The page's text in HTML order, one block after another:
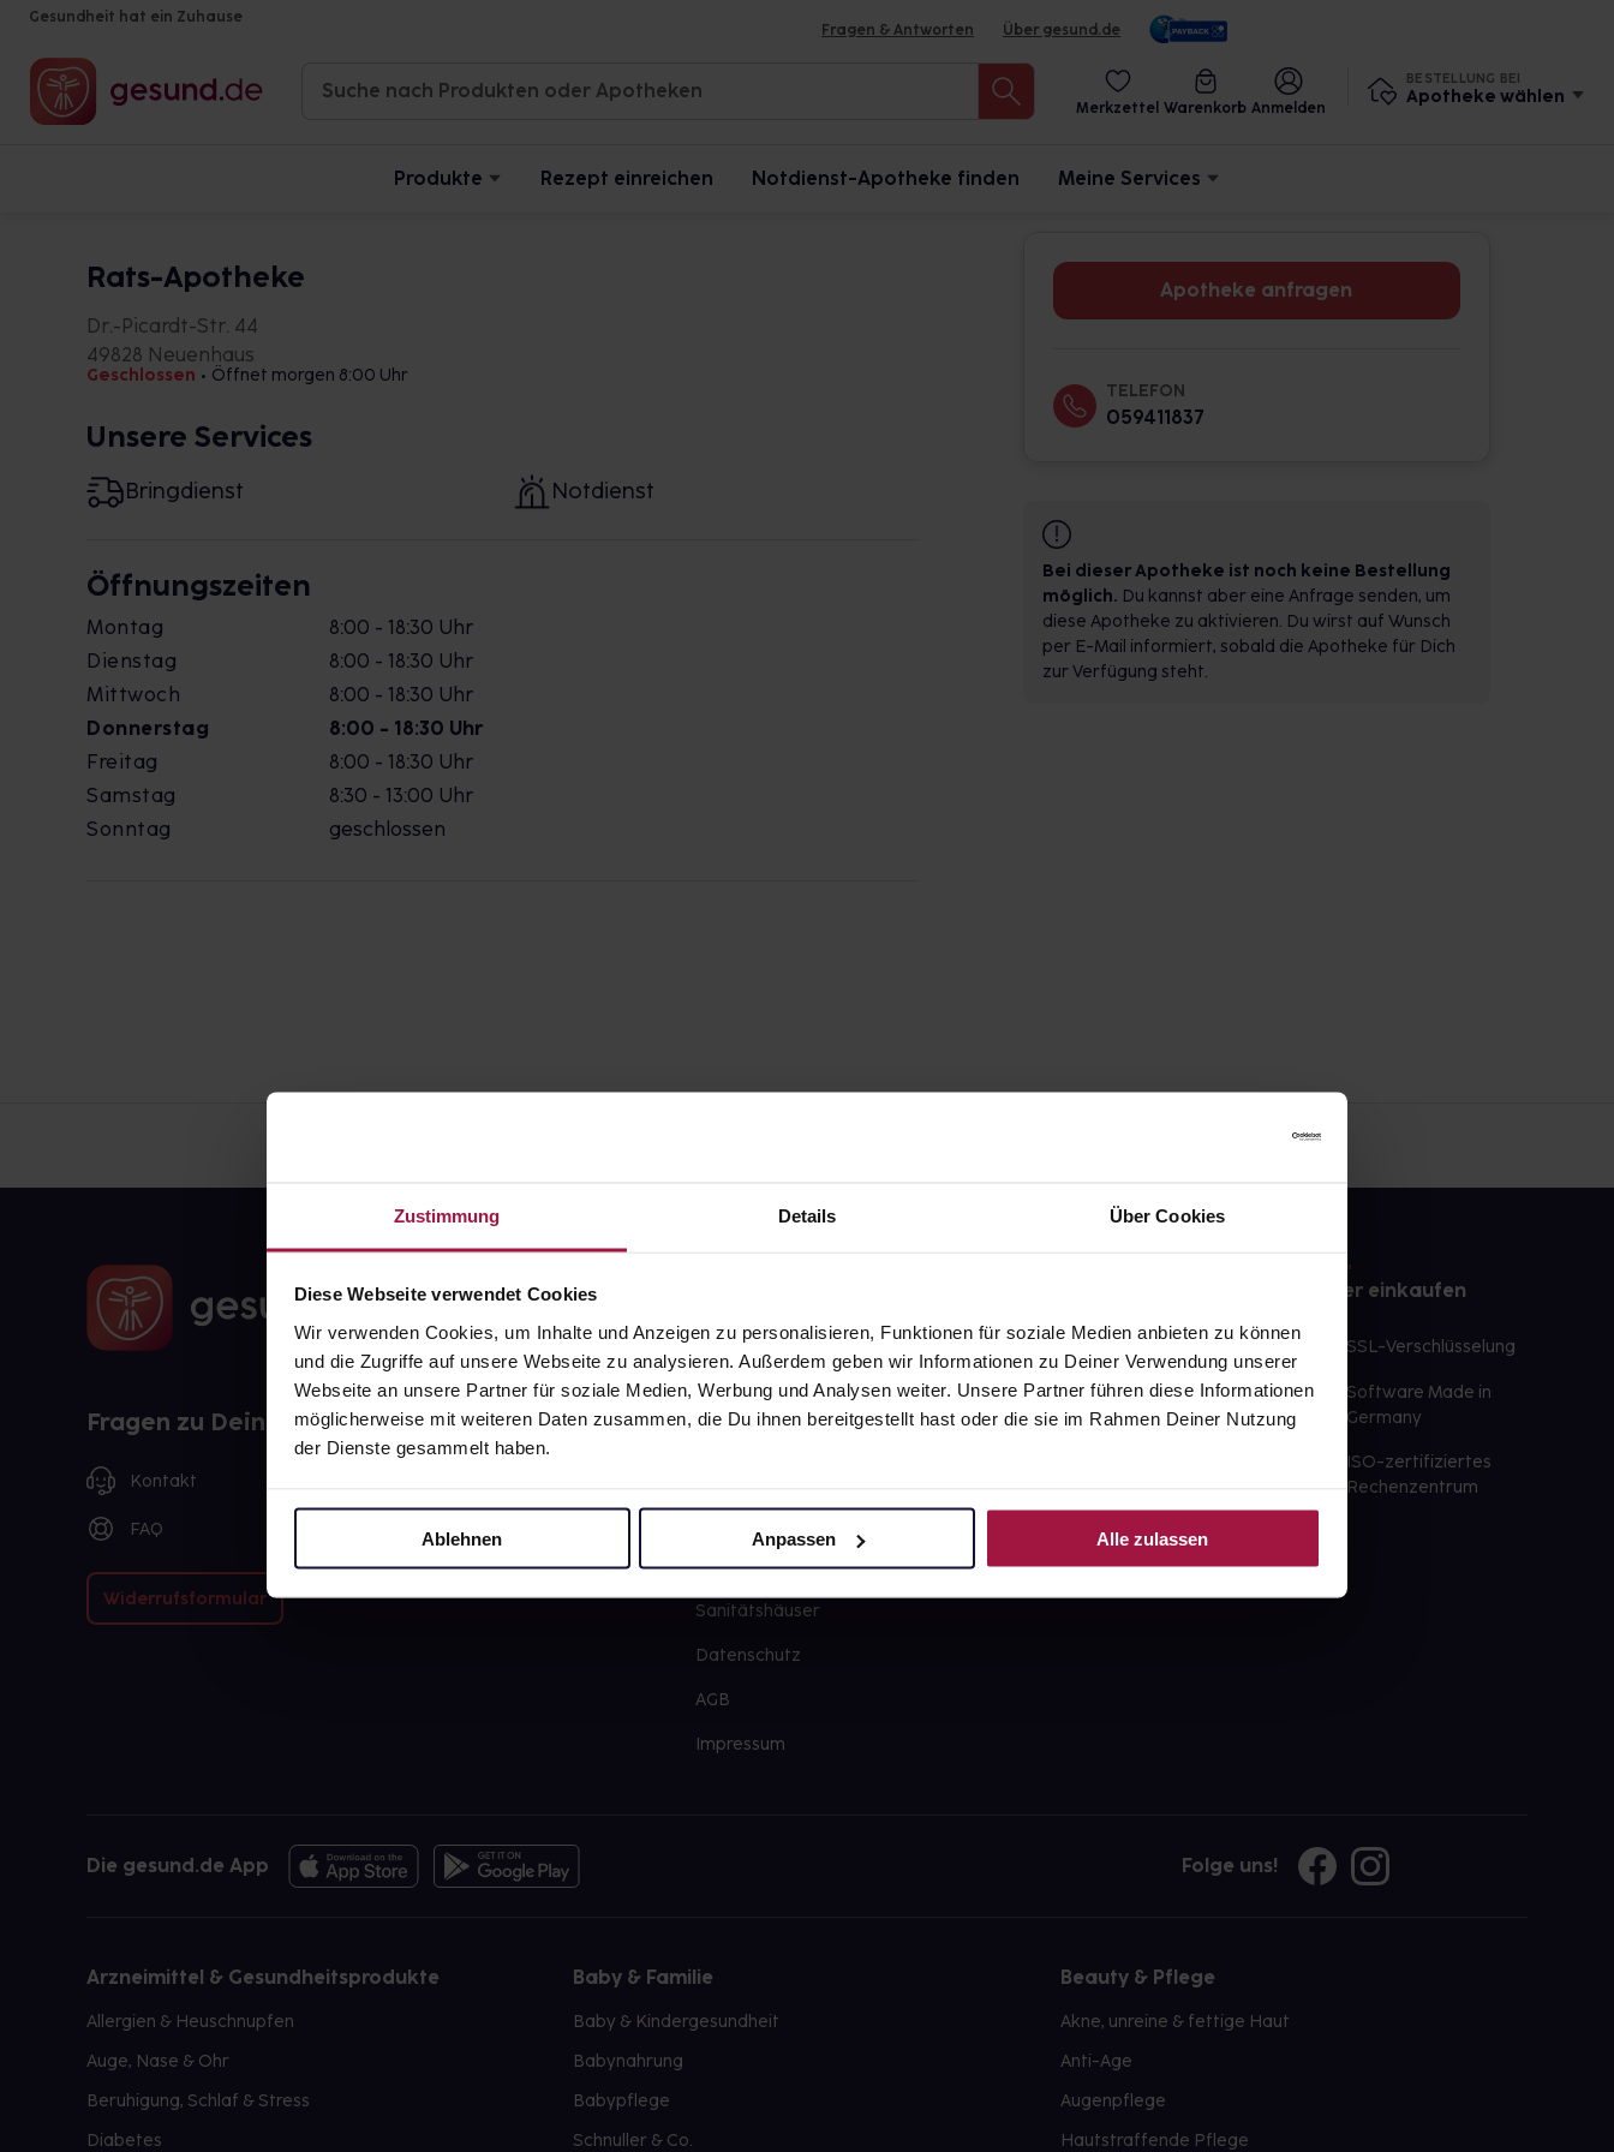
Zustimmung Details Über Cookies
Diese Webseite verwendet Cookies
Wir verwenden Cookies, um Inhalte und Anzeigen zu personalisieren, Funktionen für soziale Medien anbieten zu können
und die Zugriffe auf unsere Webseite zu analysieren. Außerdem geben wir Informationen zu Deiner Verwendung unserer
Webseite an unsere Partner für soziale Medien, Werbung und Analysen weiter. Unsere Partner führen diese Informationen
möglicherweise mit weiteren Daten zusammen, die Du ihnen bereitgestellt hast oder die sie im Rahmen Deiner Nutzung
der Dienste gesammelt haben.
Ablehnen Anpassen Alle zulassen
Gesundheit hat ein Zuhause
Fragen & Antworten Über gesund.de
Merkzettel Warenkorb Anmelden
BESTELLUNG BEI
Apotheke wählen
Produkte Rezept einreichen Notdienst-Apotheke finden Meine Services
Rats-Apotheke
Dr.-Picardt-Str. 44
49828 Neuenhaus
Geschlossen • Öffnet morgen 8:00 Uhr
Unsere Services
Bringdienst Notdienst
Öffnungszeiten
Montag
8:00 - 18:30 Uhr
Dienstag
8:00 - 18:30 Uhr
Mittwoch
8:00 - 18:30 Uhr
Donnerstag
8:00 - 18:30 Uhr
Freitag
8:00 - 18:30 Uhr
Samstag
8:30 - 13:00 Uhr
Sonntag
geschlossen
Apotheke anfragen
TELEFON
059411837
Bei dieser Apotheke ist noch keine Bestellung
möglich. Du kannst aber eine Anfrage senden, um
diese Apotheke zu aktivieren. Du wirst auf Wunsch
per E-Mail informiert, sobald die Apotheke für Dich
zur Verfügung steht.
Fragen zu Deiner Bestellung?
Kontakt
FAQ
Widerrufsformular
Über uns
Karriere
gesund-versorger.de
Sanitätshäuser
Datenschutz
AGB
Impressum
Ausgewählte Wunschprodukte
sofort abholbereit
Lieferung für sofort verfügbare
Große Auswahl an Apotheken
Sicher einkaufen
SSL-Verschlüsselung
Software Made in
Germany
ISO-zertifiziertes
Rechenzentrum
Die gesund.de App Folge uns!
Arzneimittel & Gesundheitsprodukte
Allergien & Heuschnupfen
Auge, Nase & Ohr
Beruhigung, Schlaf & Stress
Diabetes
Baby & Familie
Baby & Kindergesundheit
Babynahrung
Babypflege
Schnuller & Co.
Beauty & Pflege
Akne, unreine & fettige Haut
Anti-Age
Augenpflege
Hautstraffende Pflege